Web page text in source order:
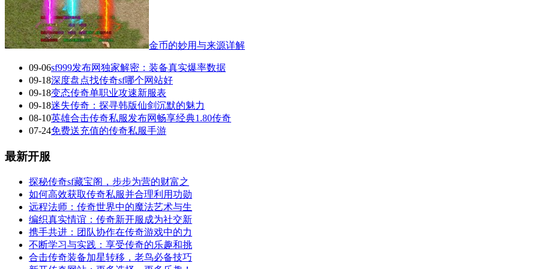
金币的妙用与来源详解
09-06sf999发布网独家解密：装备真实爆率数据
09-18深度盘点找传奇sf哪个网站好
09-18变态传奇单职业攻速新服表
09-18迷失传奇：探寻韩版仙剑沉默的魅力
08-10英雄合击传奇私服发布网畅享经典1.80传奇
07-24免费送充值的传奇私服手游
最新开服
探秘传奇sf藏宝阁，步步为营的财富之
如何高效获取传奇私服并合理利用功勋
远程法师：传奇世界中的魔法艺术与生
编织真实情谊：传奇新开服成为社交新
携手共进：团队协作在传奇游戏中的力
不断学习与实践：享受传奇的乐趣和挑
合击传奇装备加星转移，老鸟必备技巧